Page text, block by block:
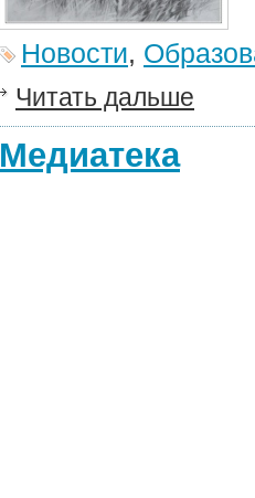
Новости,
Читать дальше
Медиатека